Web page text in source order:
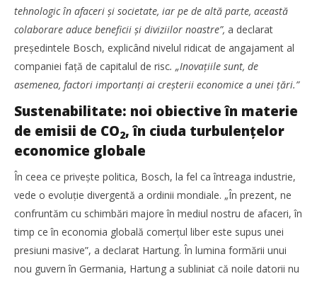
SAMEDAY a finalizat tranzacția de achiziție a Cargus
Redacția
tehnologic în afaceri și societate, iar pe de altă parte, această
colaborare aduce beneficii și diviziilor noastre”, a declarat
președintele Bosch, explicând nivelul ridicat de angajament al
companiei față de capitalul de risc. „Inovațiile sunt, de
asemenea, factori importanți ai creșterii economice a unei țări.”
Sustenabilitate: noi obiective în materie
de emisii de CO2, în ciuda turbulențelor
economice globale
În ceea ce privește politica, Bosch, la fel ca întreaga industrie,
vede o evoluție divergentă a ordinii mondiale. „În prezent, ne
confruntăm cu schimbări majore în mediul nostru de afaceri, în
timp ce în economia globală comerțul liber este supus unei
presiuni masive”, a declarat Hartung. În lumina formării unui
nou guvern în Germania, Hartung a subliniat că noile datorii nu